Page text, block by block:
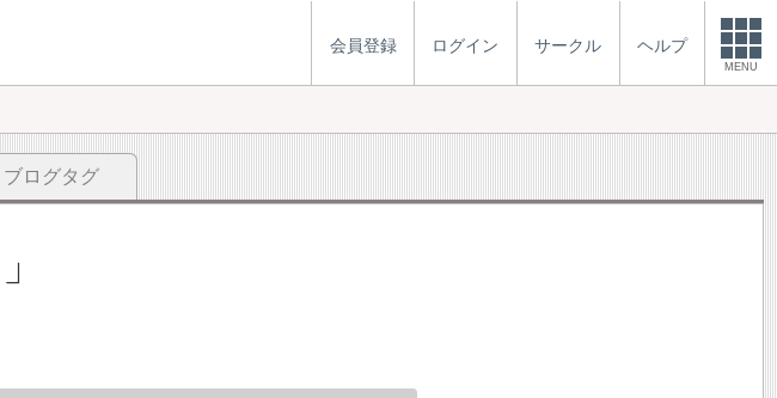
会員登録 ログイン サークル ヘルプ
MENU
ブログタグ